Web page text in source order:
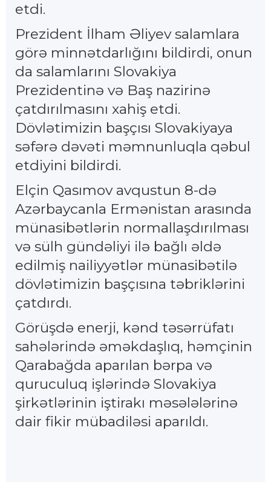
etdi.
Prezident İlham Əliyev salamlara
görə minnətdarlığını bildirdi, onun
da salamlarını Slovakiya
Prezidentinə və Baş nazirinə
çatdırılmasını xahiş etdi.
Dövlətimizin başçısı Slovakiyaya
səfərə dəvəti məmnunluqla qəbul
etdiyini bildirdi.
Elçin Qasımov avqustun 8-də
Azərbaycanla Ermənistan arasında
münasibətlərin normallaşdırılması
və sülh gündəliyi ilə bağlı əldə
edilmiş nailiyyətlər münasibətilə
dövlətimizin başçısına təbriklərini
çatdırdı.
Görüşdə enerji, kənd təsərrüfatı
sahələrində əməkdaşlıq, həmçinin
Qarabağda aparılan bərpa və
quruculuq işlərində Slovakiya
şirkətlərinin iştirakı məsələlərinə
dair fikir mübadiləsi aparıldı.